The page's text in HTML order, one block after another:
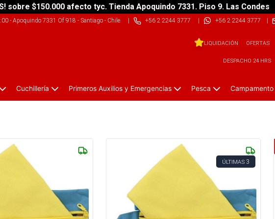
sobre $150.000 afecto tyc. Tienda Apoquindo 7331. Piso 9. Las Condes
- Apoquindo 7331 Of 918 - Santiago - Chile| +56 2 2244 3777 | +56 2 2244 3777 |
LIQUIDACIÓN OFERTAS
DESPACHO 24 HRS
Cuchillería Primeros Auxilios y Emergencias Pesca Campamento
ÚLTIMAS 3